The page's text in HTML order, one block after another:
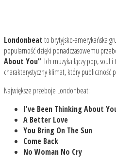
Londonbeatto brytyjsko-amerykańska
popularność dzięki ponadczasowemu
About You”. Ich muzyka łączy pop,
charakterystyczny klimat, który publiczność
Największe przeboje Londonbeat:
I've Been Thinking About
A Better Love
You Bring On The Sun
Come Back
No Woman No Cry